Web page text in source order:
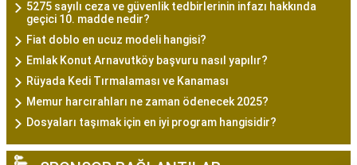
5275 sayılı ceza ve güvenlik tedbirlerinin infazı hakkında
geçici 10. madde nedir?
Fiat doblo en ucuz modeli hangisi?
Emlak Konut Arnavutköy başvuru nasıl yapılır?
Rüyada Kedi Tırmalaması ve Kanaması
Memur harcırahları ne zaman ödenecek 2025?
Dosyaları taşımak için en iyi program hangisidir?